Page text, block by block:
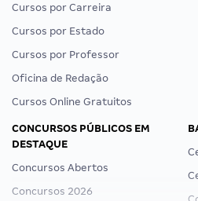
Cursos por Carreira
Cursos por Estado
Cursos por Professor
Oficina de Redação
Cursos Online Gratuitos
CONCURSOS PÚBLICOS EM
DESTAQUE
Concursos Abertos
Concursos 2026